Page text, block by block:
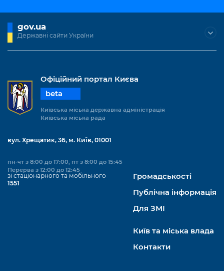
gov.ua
Державні сайти України
Офіційний портал Києва
beta
Київська міська державна адміністрація
Київська міська рада
вул. Хрещатик, 36, м. Київ, 01001
пн-чт з 8:00 до 17:00, пт з 8:00 до 15:45
Перерва з 12:00 до 12:45
зі стаціонарного та мобільного
1551
Громадськості
Публічна інформація
Для ЗМІ
Київ та міська влада
Контакти